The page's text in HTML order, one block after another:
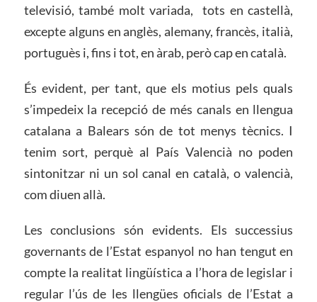
televisió, també molt variada, tots en castellà,
excepte alguns en anglès, alemany, francès, italià,
portuguès i, fins i tot, en àrab, però cap en català.
És evident, per tant, que els motius pels quals
s’impedeix la recepció de més canals en llengua
catalana a Balears són de tot menys tècnics. I
tenim sort, perquè al País Valencià no poden
sintonitzar ni un sol canal en català, o valencià,
com diuen allà.
Les conclusions són evidents. Els successius
governants de l’Estat espanyol no han tengut en
compte la realitat lingüística a l’hora de legislar i
regular l’ús de les llengües oficials de l’Estat a